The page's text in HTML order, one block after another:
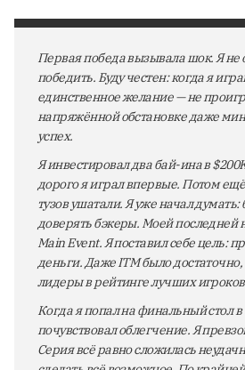
Первая победа вызывала шок. Я не
победить. Буду честен: когда я
единственное желание — не
напряжённой обстановке даже
успех.
Я инвестировал два бай-ина в
дорого я играл впервые. Потом
тузов ушатали. Я уже начал думать:
доверять бэкеры. Моей последней
Main Event. Я поставил себе цель:
деньги. Даже ITM было
лидеры в рейтинге лучших
Когда я попал на финальный стол в
почувствовал облегчение. Я
Серия всё равно сложилась